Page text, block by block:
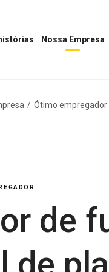
Nossa Empresa
Ótimo empregador
de